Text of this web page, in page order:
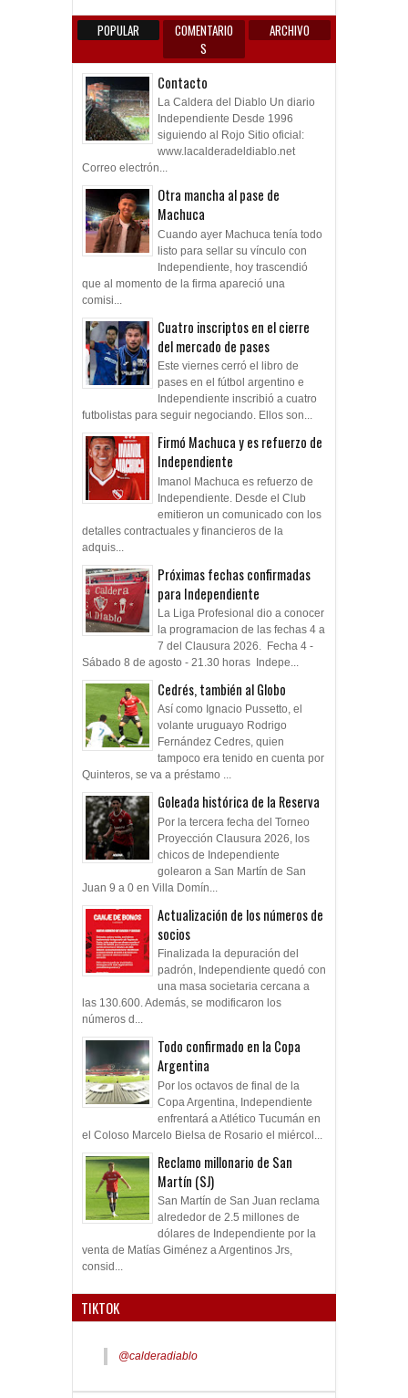
COMENTARIO
S
Contacto
La Caldera del Diablo Un diario
Independiente Desde 1996
siguiendo al Rojo Sitio oficial:
www.lacalderadeldiablo.net
Correo electrón...
Otra mancha al pase de
Machuca
Cuando ayer Machuca tenía todo
listo para sellar su vínculo con
Independiente, hoy trascendió
que al momento de la firma apareció una
comisi...
Cuatro inscriptos en el cierre
del mercado de pases
Este viernes cerró el libro de
pases en el fútbol argentino e
Independiente inscribió a cuatro
futbolistas para seguir negociando. Ellos son...
Firmó Machuca y es refuerzo de
Independiente
Imanol Machuca es refuerzo de
Independiente. Desde el Club
emitieron un comunicado con los
detalles contractuales y financieros de la
adquis...
Próximas fechas confirmadas
para Independiente
La Liga Profesional dio a conocer
la programacion de las fechas 4 a
7 del Clausura 2026. Fecha 4 -
Sábado 8 de agosto - 21.30 horas Indepe...
Cedrés, también al Globo
Así como Ignacio Pussetto, el
volante uruguayo Rodrigo
Fernández Cedres, quien
tampoco era tenido en cuenta por
Quinteros, se va a préstamo ...
Goleada histórica de la Reserva
Por la tercera fecha del Torneo
Proyección Clausura 2026, los
chicos de Independiente
golearon a San Martín de San
Juan 9 a 0 en Villa Domín...
Actualización de los números de
socios
Finalizada la depuración del
padrón, Independiente quedó con
una masa societaria cercana a
las 130.600. Además, se modificaron los
números d...
Todo confirmado en la Copa
Argentina
Por los octavos de final de la
Copa Argentina, Independiente
enfrentará a Atlético Tucumán en
el Coloso Marcelo Bielsa de Rosario el miércol...
Reclamo millonario de San
Martín (SJ)
San Martín de San Juan reclama
alrededor de 2.5 millones de
dólares de Independiente por la
venta de Matías Giménez a Argentinos Jrs,
TIKTOK